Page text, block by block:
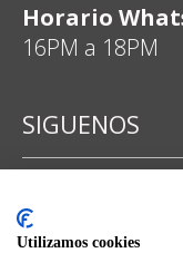
Horario
16PM a 18PM
SIGUENOS
Facebook
Utilizamos cookies